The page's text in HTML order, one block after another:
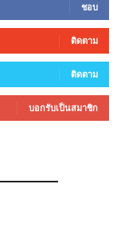
ชอบ
ติดตาม
ติดตาม
บอกรับเป็นสมาชิก